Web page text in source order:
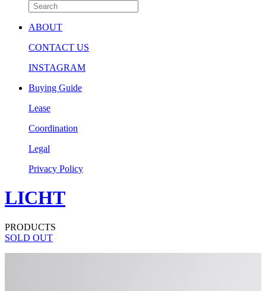
ABOUT
CONTACT US
INSTAGRAM
Buying Guide
Lease
Coordination
Legal
Privacy Policy
LICHT
PRODUCTS
SOLD OUT